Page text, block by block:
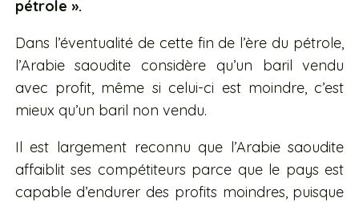
pétrole ».
Dans l’éventualité de cette fin de l’ère du pétrole,
l’Arabie saoudite considère qu’un baril vendu
avec profit, même si celui-ci est moindre, c’est
mieux qu’un baril non vendu.
Il est largement reconnu que l’Arabie saoudite
affaiblit ses compétiteurs parce que le pays est
capable d’endurer des profits moindres, puisque